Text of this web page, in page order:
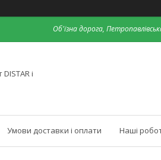
Об'їзна дорога,
і
Умови доставки і оплати Наші